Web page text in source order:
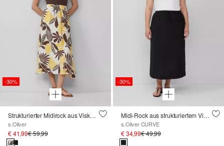
-30%
Strukturierter Midirock aus Viskosemix
s.Oliver
€ 41,99€ 59,99
-30%
Midi-Rock aus strukturiertem Viskosemix mit seitlichem Schlitz
s.Oliver CURVE
€ 34,99€ 49,99